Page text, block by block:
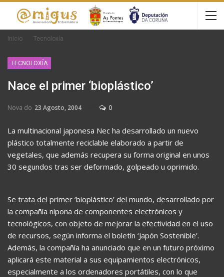
Inicio Tecnoloxía
TECNOLOXÍA
Nace el primer ‘bioplástico’
Nova do 23 Agosto, 2004 0
La multinacional japonesa Nec ha desarrollado un nuevo
plástico totalmente reciclable elaborado a partir de
vegetales, que además recupera su forma original en unos
30 segundos tras ser deformado, golpeado u oprimido.
Se trata del primer ‘bioplástico’ del mundo, desarrollado por
la compañía nipona de componentes electrónicos y
tecnológicos, con objeto de mejorar la efectividad en el uso
de recursos, según informa el boletín ‘Japón Sostenible’.
Además, la compañía ha anunciado que en un futuro próximo
aplicará este material a sus equipamientos electrónicos,
especialmente a los ordenadores portátiles, con lo que